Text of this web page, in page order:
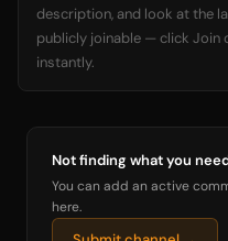
description, and look at the
publicly joinable — click Join
instantly.
Not finding what you
You can add an active
here.